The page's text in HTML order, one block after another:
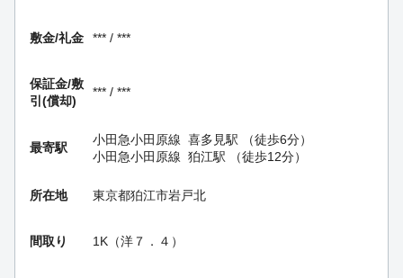
敷金/礼金 *** / ***
保証金/敷
引(償却)
*** / ***
最寄駅
小田急小田原線 喜多見駅 （徒歩6分）
小田急小田原線 狛江駅 （徒歩12分）
所在地 東京都狛江市岩戸北
間取り 1K（洋７．４）